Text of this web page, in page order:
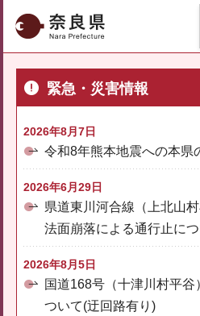
奈良県
緊急・災害情報
2026年8月7日
令和8年熊本地震への本県
2026年6月29日
県道東川河合線（上北山
法面崩落による通行止に
2026年8月5日
国道168号（十津川村平
ついて(迂回路有り)